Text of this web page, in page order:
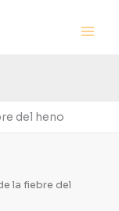
del heno
la fiebre del